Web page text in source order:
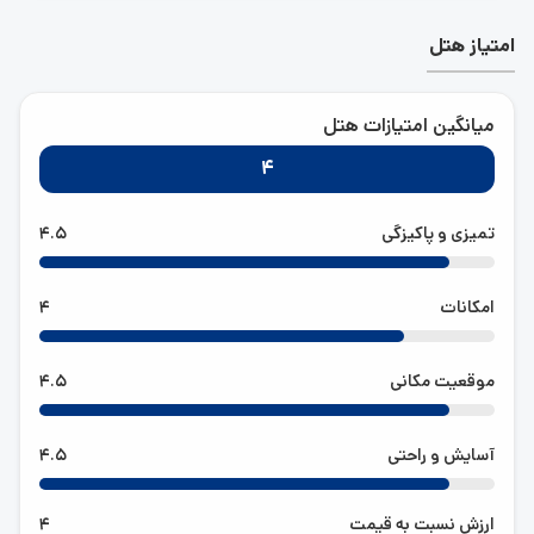
از دسترسی فوق العاده عالی برخوردار است. از مهم ترین مزایای
رزرو هتل کیش
فاصله تا بلوار ساحل:(943 متر)
فاصله تا فرودگاه:(5 کیلومتر و 40 متر)
فاصله هتل تا بازارها و مراکز خرید فاصله تا
بازار زیتون:(۱ کیلومتر و ۳۶۰ متر)
فاصله تا بازار مروارید:(781 متر)
فاصله تا بازار پردیس 1:(1 کیلومتر و 614 متر)
فاصله تا بازار مريم:(1 کیلومتر و 658 متر)
فاصله تا بازار ونوس :(1 کیلومتر و 840 متر)
فاصله هتل تا مراکز تفریحی فاصله تا
کارتینگ:(825 متر)
فاصله تا بولینگ مریم:(۱ کیلومتر و 87 متر)
امتیاز هتل
میانگین امتیازات هتل
4
تمیزی و پاکیزگی 4.5
امکانات 4
موقعیت مکانی 4.5
آسایش و راحتی 4.5
ارزش نسبت به قیمت 4